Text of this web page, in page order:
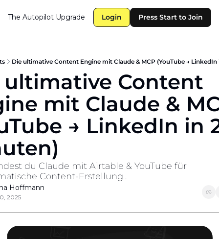
The Autopilot Upgrade Login Press Start to Join
Die ultimative Content Engine mit Claude & MCP (YouTube → LinkedIn
ultimative Content
mit Claude &
→ LinkedIn in
du Claude mit Airtable & YouTube für
Content-Erstellung...
Hoffmann
2025